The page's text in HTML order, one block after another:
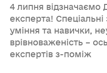
4 липня відзначаємо
експерта!
уміння та навички,
врівноваженість –
експертів з-поміж